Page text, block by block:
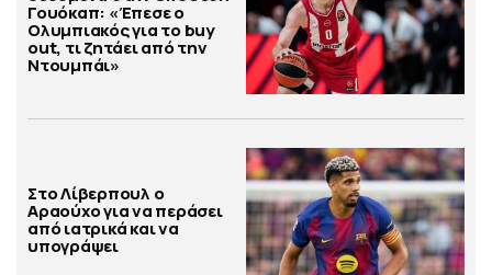
Γουόκαπ: «Έπεσε ο
Ολυμπιακός για το buy
out, τι ζητάει από την
Ντουμπάι»
Στο Λίβερπουλ ο
Αραούχο για να περάσει
από ιατρικά και να
υπογράψει